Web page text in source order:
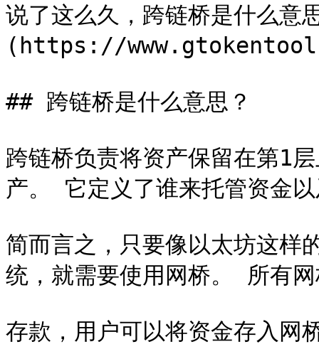
说了这么久，跨链桥是什么
(https://
## 跨链桥是什么意思？
跨链桥负责将资产保留在第1
产。 它定义了谁来托管资金
简而言之，只要像以太坊这
统，就需要使用网桥。 所有
存款，用户可以将资金存入